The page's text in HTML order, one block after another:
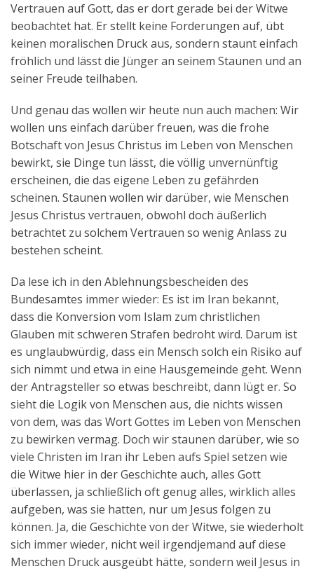
Vertrauen auf Gott, das er dort gerade bei der Witwe
beobachtet hat. Er stellt keine Forderungen auf, übt
keinen moralischen Druck aus, sondern staunt einfach
fröhlich und lässt die Jünger an seinem Staunen und an
seiner Freude teilhaben.
Und genau das wollen wir heute nun auch machen: Wir
wollen uns einfach darüber freuen, was die frohe
Botschaft von Jesus Christus im Leben von Menschen
bewirkt, sie Dinge tun lässt, die völlig unvernünftig
erscheinen, die das eigene Leben zu gefährden
scheinen. Staunen wollen wir darüber, wie Menschen
Jesus Christus vertrauen, obwohl doch äußerlich
betrachtet zu solchem Vertrauen so wenig Anlass zu
bestehen scheint.
Da lese ich in den Ablehnungsbescheiden des
Bundesamtes immer wieder: Es ist im Iran bekannt,
dass die Konversion vom Islam zum christlichen
Glauben mit schweren Strafen bedroht wird. Darum ist
es unglaubwürdig, dass ein Mensch solch ein Risiko auf
sich nimmt und etwa in eine Hausgemeinde geht. Wenn
der Antragsteller so etwas beschreibt, dann lügt er. So
sieht die Logik von Menschen aus, die nichts wissen
von dem, was das Wort Gottes im Leben von Menschen
zu bewirken vermag. Doch wir staunen darüber, wie so
viele Christen im Iran ihr Leben aufs Spiel setzen wie
die Witwe hier in der Geschichte auch, alles Gott
überlassen, ja schließlich oft genug alles, wirklich alles
aufgeben, was sie hatten, nur um Jesus folgen zu
können. Ja, die Geschichte von der Witwe, sie wiederholt
sich immer wieder, nicht weil irgendjemand auf diese
Menschen Druck ausgeübt hätte, sondern weil Jesus in